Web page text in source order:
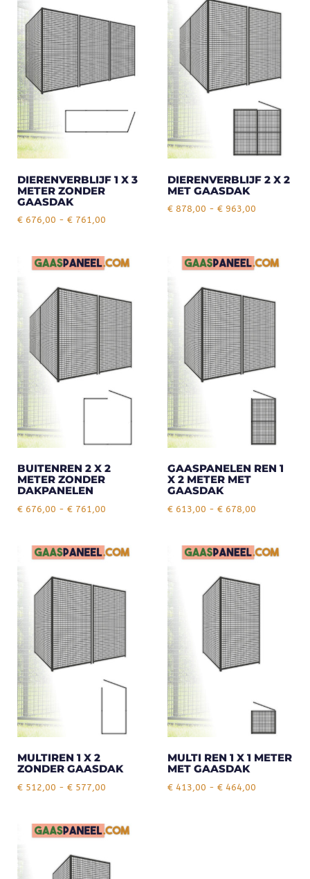
DIERENVERBLIJF 1 X 3
METER ZONDER
GAASDAK
€ 676,00 - € 761,00
DIERENVERBLIJF 2 X 2
MET GAASDAK
€878,00 - €963,00
BUITENREN 2 X 2
METER ZONDER
DAKPANELEN
€ 676,00 - € 761,00
GAASPANELEN REN 1
X 2 METER MET
GAASDAK
€613,00 - €678,00
MULTIREN 1 X 2
ZONDER GAASDAK
€ 512,00 - € 577,00
MULTI REN 1 X 1 METER
MET GAASDAK
€413,00 - €464,00